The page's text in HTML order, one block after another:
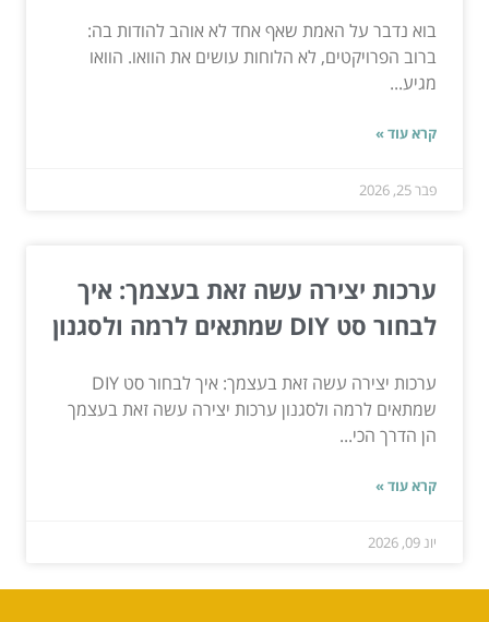
בוא נדבר על האמת שאף אחד לא אוהב להודות בה:
ברוב הפרויקטים, לא הלוחות עושים את הוואו. הוואו
מגיע...
קרא עוד »
פבר 25, 2026
ערכות יצירה עשה זאת בעצמך: איך
לבחור סט DIY שמתאים לרמה ולסגנון
ערכות יצירה עשה זאת בעצמך: איך לבחור סט DIY
שמתאים לרמה ולסגנון ערכות יצירה עשה זאת בעצמך
הן הדרך הכי...
קרא עוד »
יונ 09, 2026